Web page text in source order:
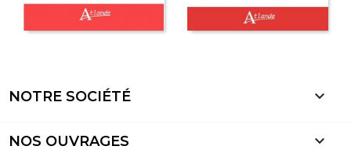
NOTRE SOCIÉTÉ 
NOS OUVRAGES 